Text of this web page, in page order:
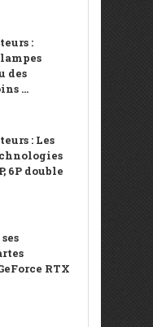
:
des
...
: Les
6P double
RTX